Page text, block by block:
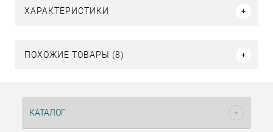
ХАРАКТЕРИСТИКИ
ПОХОЖИЕ ТОВАРЫ (8)
КАТАЛОГ